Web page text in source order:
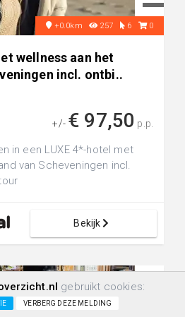
+0.0km 257 6 0
wellness aan het
incl. ontbi..
+/- € 97,50 p.p.
in een LUXE 4*-hotel met
van Scheveningen incl.
Bekijk
gebruikt cookies:
VERBERG DEZE MELDING